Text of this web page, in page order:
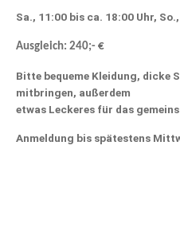
Sa., 11:00 bis ca. 18:00 Uhr,
Ausgleich: 240;- €
Bitte bequeme Kleidung, dicke
mitbringen, außerdem
etwas Leckeres für das
Anmeldung bis spätestens